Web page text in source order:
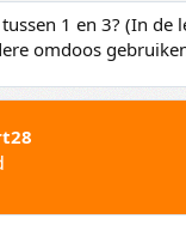
1 en 3? (In de
omdoos